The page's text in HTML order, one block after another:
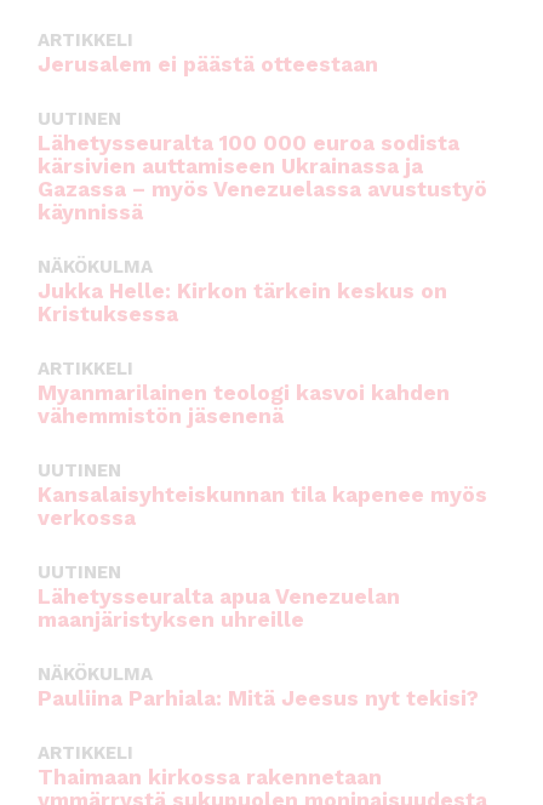
ARTIKKELI
Jerusalem ei päästä otteestaan
UUTINEN
Lähetysseuralta 100 000 euroa sodista
kärsivien auttamiseen Ukrainassa ja
Gazassa – myös Venezuelassa avustustyö
käynnissä
NÄKÖKULMA
Jukka Helle: Kirkon tärkein keskus on
Kristuksessa
ARTIKKELI
Myanmarilainen teologi kasvoi kahden
vähemmistön jäsenenä
UUTINEN
Kansalaisyhteiskunnan tila kapenee myös
verkossa
UUTINEN
Lähetysseuralta apua Venezuelan
maanjäristyksen uhreille
NÄKÖKULMA
Pauliina Parhiala: Mitä Jeesus nyt tekisi?
ARTIKKELI
Thaimaan kirkossa rakennetaan